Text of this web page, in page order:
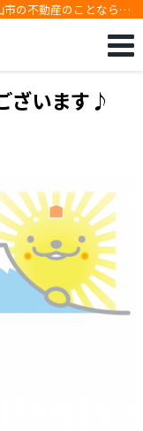
の不動産のことなら地
ざいます♪